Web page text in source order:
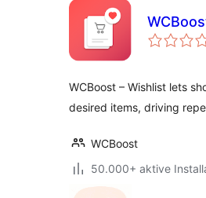
WCBoost – Wishlist lets
desired items, driving
WCBoost
50.000+ aktive